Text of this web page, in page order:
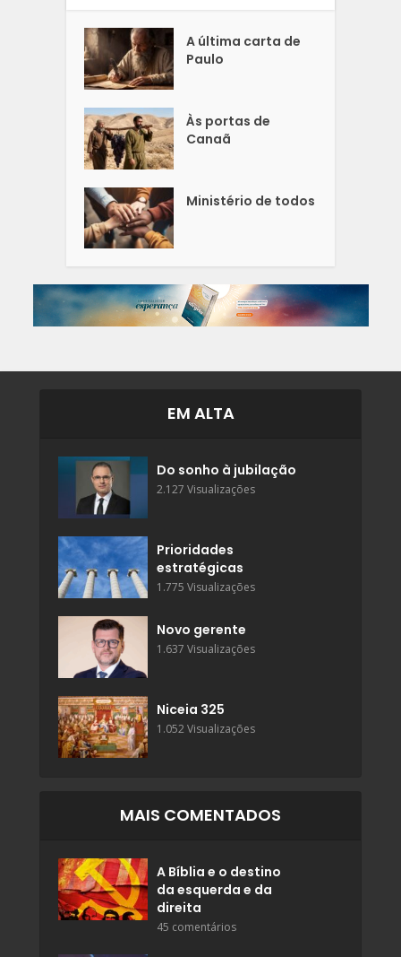
A última carta de
Paulo
Às portas de
Canaã
Ministério de todos
EM ALTA
Do sonho à jubilação
2.127 Visualizações
Prioridades
estratégicas
1.775 Visualizações
Novo gerente
1.637 Visualizações
Niceia 325
1.052 Visualizações
MAIS COMENTADOS
A Bíblia e o destino
da esquerda e da
direita
45 comentários